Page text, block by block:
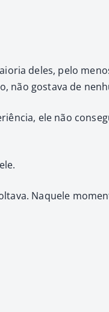
deles, pelo
não gosta­va de
ele não
Naque­le